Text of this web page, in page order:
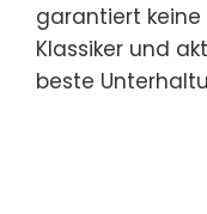
garantiert keine
Klassiker und
beste